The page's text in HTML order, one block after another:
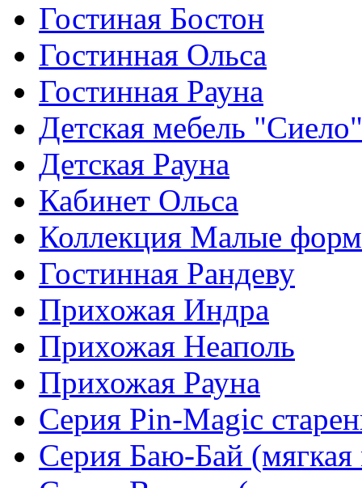
Гостиная Бостон
Гостинная Ольса
Гостинная Рауна
Детская мебель "Сиело"
Детская Рауна
Кабинет Ольса
Коллекция Малые
Гостинная Рандеву
Прихожая Индра
Прихожая Неаполь
Прихожая Рауна
Серия Pin-Magic
Серия Баю-Бай (мягкая